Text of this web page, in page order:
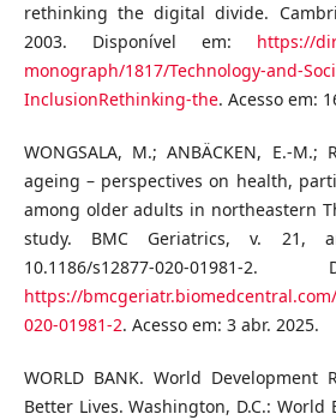
rethinking the digital divide.
2003. Disponível em: https://
monograph/1817/Technology-and-
InclusionRethinking-the. Acesso em:
WONGSALA, M.; ANBÄCKEN, E.-M.;
ageing – perspectives on health,
among older adults in northeastern
study. BMC Geriatrics, v. 21,
10.1186/s12877-020-
https://
020-01981-2. Acesso em: 3 abr. 2025.
WORLD BANK. World Development
Better Lives. Washington, D.C.: World